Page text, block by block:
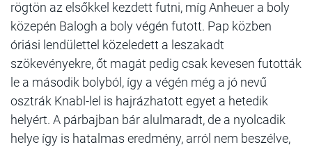
rögtön az elsőkkel kezdett futni, míg Anheuer a boly
közepén Balogh a boly végén futott. Pap közben
óriási lendülettel közeledett a leszakadt
szökevényekre, őt magát pedig csak kevesen futották
le a második bolyból, így a végén még a jó nevű
osztrák Knabl-lel is hajrázhatott egyet a hetedik
helyért. A párbajban bár alulmaradt, de a nyolcadik
helye így is hatalmas eredmény, arról nem beszélve,